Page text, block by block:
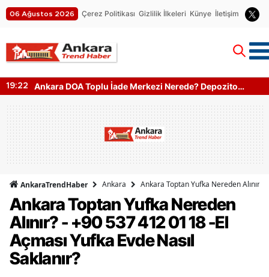
06 Ağustos 2026 Çerez Politikası Gizlilik İlkeleri Künye İletişim
19:05
Ankara Harikalar Diyarı Nerede? Giriş Ücretleri Ne
AnkaraTrendHaber Ankara Ankara Toptan Yufka Nereden Alınır?
Ankara Toptan Yufka Nereden
Alınır? - +90 537 412 01 18 -El
Açması Yufka Evde Nasıl
Saklanır?